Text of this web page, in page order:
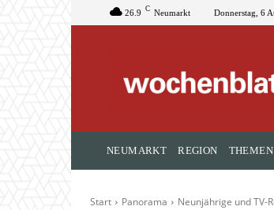
26.9 C Neumarkt Donnerstag, 6
NEUMARKT REGION THEMEN
Start Panorama Neunjährige und TV-